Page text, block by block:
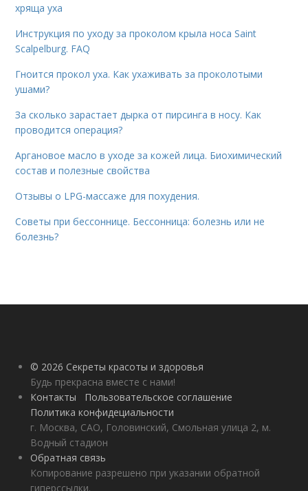
хряща уха
Инструкция по уходу за проколом крыла носа Saint
Scalpelburg. FAQ
Гноится прокол уха. Как ухаживать за проколотыми
ушами?
За сколько зарастает дырка от пирсинга в носу. Как
проводится операция?
Аргановое масло в уходе за кожей лица. Биохимический
состав и полезные свойства
Отзывы о LPG-массаже для похудения.
Советы при бессоннице. Бессонница: болезнь или не
болезнь?
© 2026 Секреты красоты и здоровья
Будь прекрасна вместе с нами!
Контакты
Пользовательское соглашение
Политика конфидециальности
г. Москва, САО, Головинский, Смольная улица 2, м.
Водный стадион
Обратная связь
Копирование разрешено при указании обратной
гиперссылки.